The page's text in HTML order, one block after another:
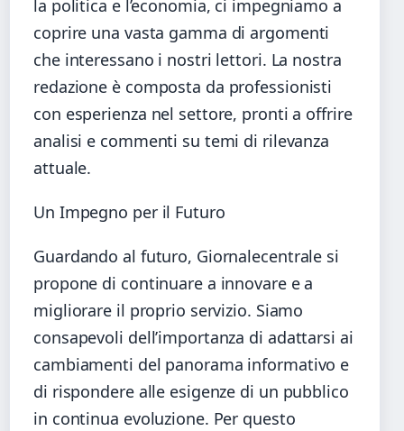
la politica e l’economia, ci impegniamo a
coprire una vasta gamma di argomenti
che interessano i nostri lettori. La nostra
redazione è composta da professionisti
con esperienza nel settore, pronti a offrire
analisi e commenti su temi di rilevanza
attuale.
Un Impegno per il Futuro
Guardando al futuro, Giornalecentrale si
propone di continuare a innovare e a
migliorare il proprio servizio. Siamo
consapevoli dell’importanza di adattarsi ai
cambiamenti del panorama informativo e
di rispondere alle esigenze di un pubblico
in continua evoluzione. Per questo